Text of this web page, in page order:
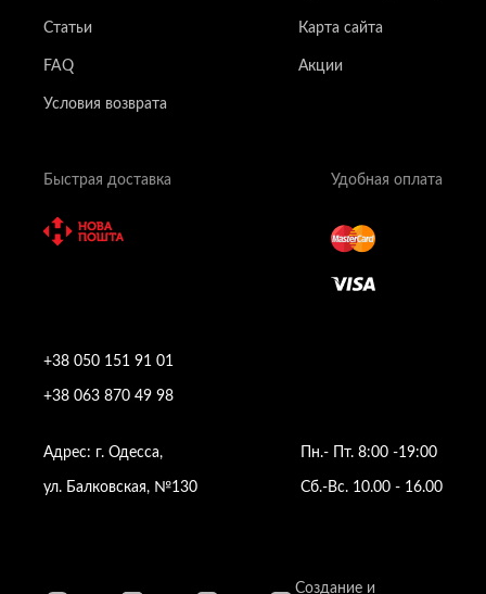
+38 050 151 91 01
+38 063 870 49 98
Пн.- Пт. 8:00 -19:00
Сб.-Вс. 10.00 - 16.00
Адрес: г. Одесса,
ул. Балковская, №130
Статьи Карта сайта
FAQ Акции
Условия возврата
Быстрая доставка Удобная оплата
Создание и